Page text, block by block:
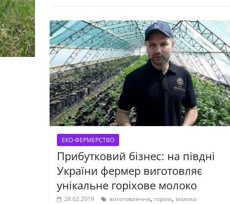
ЕКО-ФЕРМЕРСТВО
Прибутковий бізнес: на півдні
України фермер виготовляє
унікальне горіхове молоко
28.02.2019 виготовлення, горіхи, молоко